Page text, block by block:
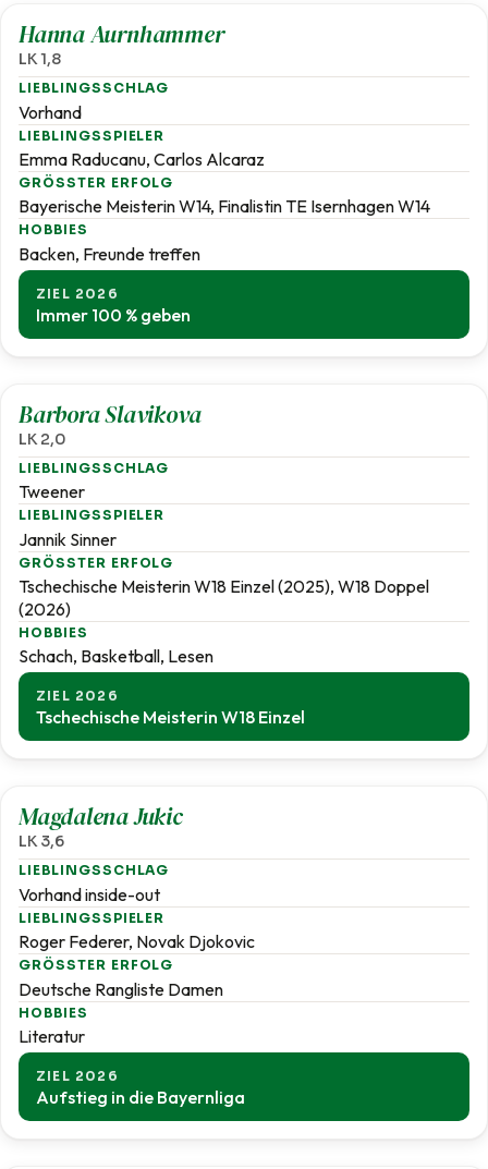
Hanna Aurnhammer
LK 1,8
LIEBLINGSSCHLAG
Vorhand
LIEBLINGSSPIELER
Emma Raducanu, Carlos Alcaraz
GRÖSSTER ERFOLG
Bayerische Meisterin W14, Finalistin TE Isernhagen W14
HOBBIES
Backen, Freunde treffen
ZIEL 2026
Immer 100 % geben
Barbora Slavikova
LK 2,0
LIEBLINGSSCHLAG
Tweener
LIEBLINGSSPIELER
Jannik Sinner
GRÖSSTER ERFOLG
Tschechische Meisterin W18 Einzel (2025), W18 Doppel
(2026)
HOBBIES
Schach, Basketball, Lesen
ZIEL 2026
Tschechische Meisterin W18 Einzel
Magdalena Jukic
LK 3,6
LIEBLINGSSCHLAG
Vorhand inside-out
LIEBLINGSSPIELER
Roger Federer, Novak Djokovic
GRÖSSTER ERFOLG
Deutsche Rangliste Damen
HOBBIES
Literatur
ZIEL 2026
Aufstieg in die Bayernliga